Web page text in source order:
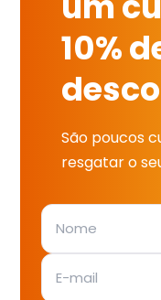
10%
São poucos
resgatar o